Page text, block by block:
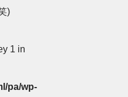
)
1 in
pa/wp-